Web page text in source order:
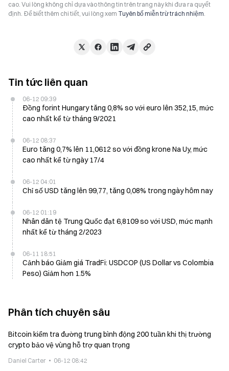
cao. Vui lòng không chỉ dựa vào thông tin trên trang này khi đưa ra quyết
định. Để biết thêm chi tiết, vui lòng xem Tuyên bố miễn trừ trách nhiệm.
Tin tức liên quan
06-12 09:39
Đồng forint Hungary tăng 0,8% so với euro lên 352,15, mức
cao nhất kể từ tháng 9/2021
06-12 08:37
Euro tăng 0,7% lên 11,0612 so với đồng krone Na Uy, mức
cao nhất kể từ ngày 17/4
06-12 04:01
Chỉ số USD tăng lên 99,77, tăng 0,08% trong ngày hôm nay
06-12 01:19
Nhân dân tệ Trung Quốc đạt 6,8109 so với USD, mức mạnh
nhất kể từ tháng 2/2023
06-11 18:51
Cảnh báo Giảm giá TradFi: USDCOP (US Dollar vs Colombia
Peso) Giảm hơn 1.5%
Phân tích chuyên sâu
Bitcoin kiểm tra đường trung bình động 200 tuần khi thị trường
crypto bảo vệ vùng hỗ trợ quan trọng
Daniel Carter 06-12 08:42